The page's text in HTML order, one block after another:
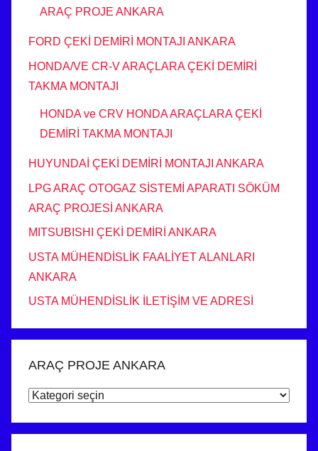
ARAÇ PROJE ANKARA
FORD ÇEKİ DEMİRİ MONTAJI ANKARA
HONDA/VE CR-V ARAÇLARA ÇEKİ DEMİRİ
TAKMA MONTAJI
HONDA ve CRV HONDA ARAÇLARA ÇEKİ
DEMİRİ TAKMA MONTAJI
HUYUNDAİ ÇEKİ DEMİRİ MONTAJI ANKARA
LPG ARAÇ OTOGAZ SİSTEMİ APARATI SÖKÜM
ARAÇ PROJESİ ANKARA
MITSUBISHI ÇEKİ DEMİRİ ANKARA
USTA MÜHENDİSLİK FAALİYET ALANLARI
ANKARA
USTA MÜHENDİSLİK İLETİŞİM VE ADRESİ
ARAÇ PROJE ANKARA
ARAÇ
ANKARA